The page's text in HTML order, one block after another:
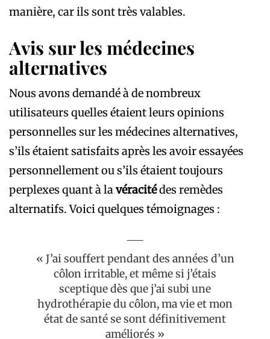
manière, car ils sont très valables.
Avis sur les médecines
alternatives
Nous avons demandé à de nombreux
utilisateurs quelles étaient leurs opinions
personnelles sur les médecines alternatives,
s’ils étaient satisfaits après les avoir essayées
personnellement ou s’ils étaient toujours
perplexes quant à lavéracitédes remèdes
alternatifs. Voici quelques témoignages :
« J’ai souffert pendant des années d’un
côlon irritable, et même si j’étais
sceptique dès que j’ai subi une
hydrothérapie du côlon, ma vie et mon
état de santé se sont définitivement
améliorés »